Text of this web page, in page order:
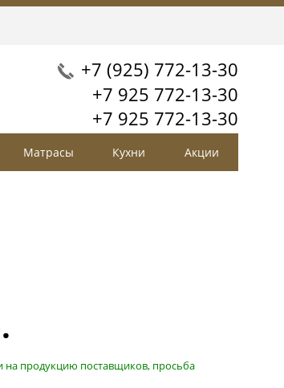
+7 (925) 772-13-30
+7 925 772-13-30
+7 925 772-13-30
Матрасы Кухни Акции
продукцию поставщиков, просьба